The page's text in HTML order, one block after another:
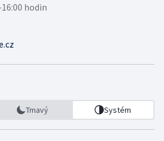
hodin
Tmavý Systém